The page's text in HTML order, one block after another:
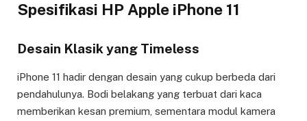
Spesifikasi HP Apple iPhone 11
Desain Klasik yang Timeless
iPhone 11 hadir dengan desain yang cukup berbeda dari
pendahulunya. Bodi belakang yang terbuat dari kaca
memberikan kesan premium, sementara modul kamera